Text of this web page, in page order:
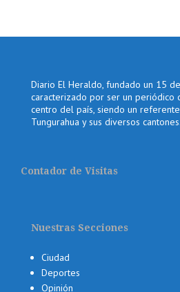
Diario El Heraldo, fundado un 15
caracterizado por ser un periódico
centro del país, siendo un
Tungurahua y sus diversos cantones.
Contador de Visitas
Nuestras Secciones
Ciudad
Deportes
Opinión